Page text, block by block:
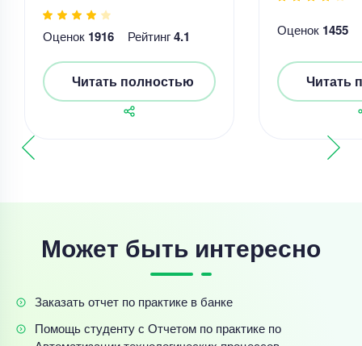
Оценок 1916 Рейтинг4.1
Читать полностью
Оценок 1455
Читать
Может быть интересно
Заказать отчет по практике в банке
Помощь студенту с Отчетом по практике по